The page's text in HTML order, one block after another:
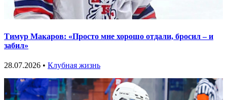
Тимур Макаров: «Просто мне хорошо отдали, бросил – и
забил»
28.07.2026 • Клубная жизнь